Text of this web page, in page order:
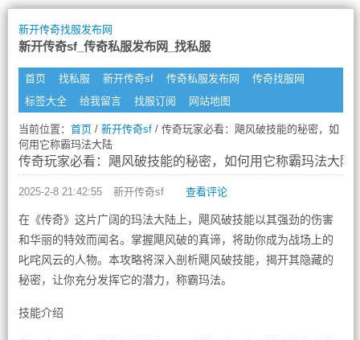
新开传奇找服发布网
新开传奇sf_传奇私服发布网_找私服
首页 找私服 新开传奇sf 传奇私服发布网
传奇找服网
标签大全
给我留言 找服订阅 网站地图
当前位置： 首页/ 新开传奇sf/ 传奇玩家必看：飓风破技能的秘密，如
何用它称霸玛法大陆
传奇玩家必看：飓风破技能的秘密，如何用它称霸玛法大陆
2025-2-8 21:42:55 新开传奇sf 查看评论
在《传奇》这片广阔的玛法大陆上，飓风破技能以其强劲的伤害
和华丽的特效而闻名。掌握飓风破的真谛，将助你成为战场上的
叱咤风云的人物。本攻略将深入剖析飓风破技能，揭开其隐藏的
秘密，让你充分发挥它的潜力，称霸玛法。
技能介绍